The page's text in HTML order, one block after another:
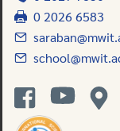
0 2026 6583